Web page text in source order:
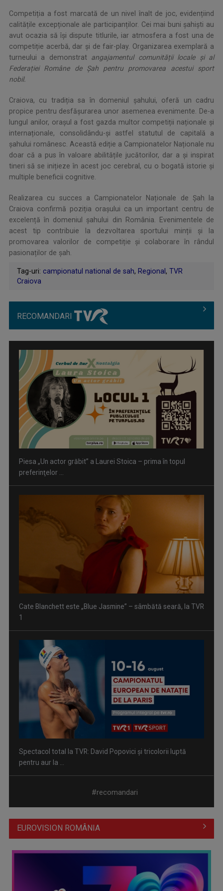
Competiția a fost marcată de un nivel înalt de joc, evidențiind
calitățile excepționale ale participanților. Cei mai buni șahiști au
avut ocazia să își dispute titlurile, iar atmosfera a fost una de
competiție acerbă, dar și de fair-play. Organizarea exemplară a
turneului a demonstrat angajamentul comunității locale și al
Federației Române de Șah pentru promovarea acestui sport
nobil.
Craiova, cu tradiția sa în domeniul șahului, oferă un cadru
propice pentru desfășurarea unor asemenea evenimente. De-a
lungul anilor, orașul a fost gazda multor competiții naționale și
internaționale, consolidându-și astfel statutul de capitală a
șahului românesc. Această ediție a Campionatelor Naționale nu
doar că a pus în valoare abilitățile jucătorilor, dar a și inspirat
tineri să se inițieze în acest joc cerebral, cu o bogată istorie și
multiple beneficii cognitive.
Realizarea cu succes a Campionatelor Naționale de Șah la
Craiova confirmă poziția orașului ca un important centru de
excelență în domeniul șahului din România. Evenimentele de
acest tip contribuie la dezvoltarea sportului minții și la
promovarea valorilor de competiție și colaborare în rândul
pasionaților de șah.
Tag-uri: campionatul national de sah, Regional, TVR
Craiova
RECOMANDARI
Cate Blanchett este „Blue Jasmine” – sâmbătă seară, la TVR
1
Spectacol total la TVR: David Popovici și tricolorii luptă
pentru aur la ...
Prima câştigătoare a trofeului „Vedeta populară” şi-a
aniversat la TVR ...
#recomandari
EUROVISION ROMÂNIA